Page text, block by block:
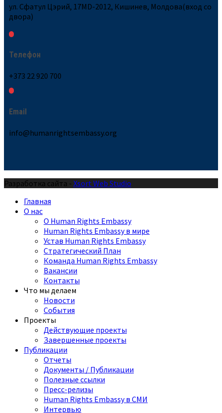
ул. Сфатул Цэрий, 17MD-2012, Кишинев, Молдова(вход со
двора)
Телефон
+373 22 920 700
Email
info@humanrightsembassy.org
Разработка сайта - Xsort Web Studio
Главная
О нас
О Human Rights Embassy
Human Rights Embassy в мире
Устав Human Rights Embassy
Стратегический План
Команда Human Rights Embassy
Вакансии
Контакты
Что мы делаем
Новости
События
Проекты
Действующие проекты
Завершенные проекты
Публикации
Отчеты
Документы / Публикации
Полезные ссылки
Пресс-релизы
Human Rights Embassy в СМИ
Интервью